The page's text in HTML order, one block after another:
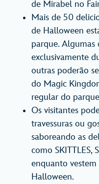
de Mirabel no
Mais de 50
de Halloween
parque. Algumas
exclusivamente
outras poderão
do Magic
regular do
Os visitantes
travessuras ou
saboreando as
como SKITTLES,
enquanto vestem
Halloween.